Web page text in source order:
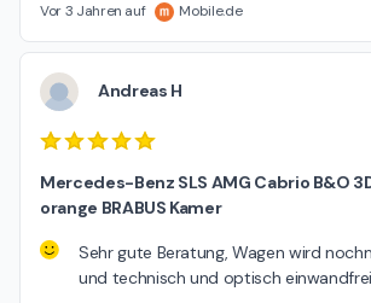
Vor 3 Jahren auf Mobile.de
Andreas H
Mercedes-Benz SLS AMG Cabrio B&O
orange BRABUS Kamer
Sehr gute Beratung, Wagen wird
und technisch und optisch